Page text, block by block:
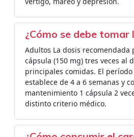
¿Cómo se debe tomar
Adultos La dosis recomendada
cápsula (150 mg) tres veces al
principales comidas. El
establece de 4 a 6 semanas y
mantenimiento 1 cápsula 2
distinto criterio médico.